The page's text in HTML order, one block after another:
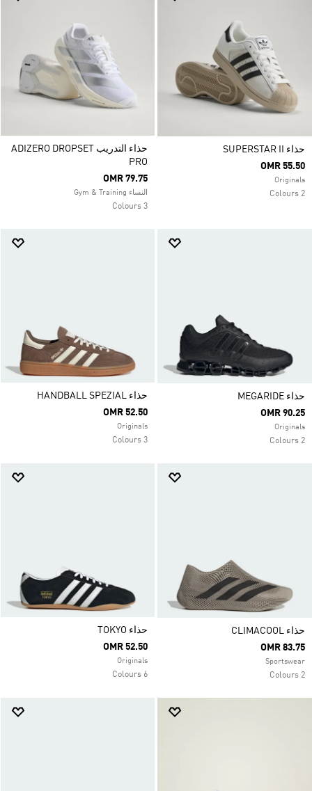
حذاء SUPERSTAR II
OMR 55.50
Originals
2 Colours
حذاء التدريب ADIZERO DROPSET
PRO
OMR 79.75
النساء Gym & Training
3 Colours
حذاء MEGARIDE
OMR 90.25
Originals
2 Colours
حذاء HANDBALL SPEZIAL
OMR 52.50
Originals
3 Colours
حذاء CLIMACOOL
OMR 83.75
Sportswear
2 Colours
حذاء TOKYO
OMR 52.50
Originals
6 Colours